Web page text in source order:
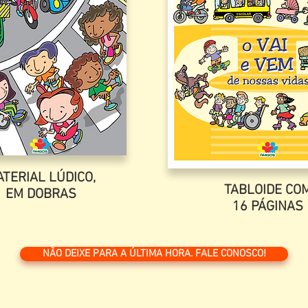
LÚDICO,
EM DOBRAS
TABLOIDE
16 PÁGINAS
NÃO DEIXE PARA A ÚLTIMA HORA. FALE CONOSCO!